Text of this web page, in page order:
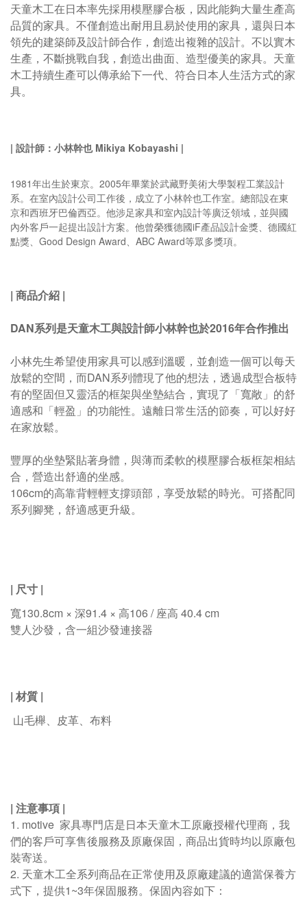
天童木工在日本率先採用模壓膠合板，因此能夠大量生產高
品質的家具。不僅創造出耐用且易於使用的家具，還與日本
領先的建築師及設計師合作，創造出複雜的設計。不以實木
生產，不斷挑戰自我，創造出曲面、造型優美的家具。 天童
木工持續生產可以傳承給下一代、符合日本人生活方式的家
具。
| 設計師：小林幹也 Mikiya Kobayashi |
1981年出生於東京。2005年畢業於武藏野美術大學製程工業設計
系。在室內設計公司工作後，成立了小林幹也工作室。總部設在東
京和西班牙巴倫西亞。他涉足家具和室內設計等廣泛領域，並與國
內外客戶一起提出設計方案。他曾榮獲德國iF產品設計金獎、德國紅
點獎、Good Design Award、ABC Award等眾多獎項。
| 商品介紹 |
DAN系列是天童木工與設計師小林幹也於2016年合作推出
小林先生希望使用家具可以感到溫暖，並創造一個可以每天
放鬆的空間，而DAN系列體現了他的想法，透過成型合板特
有的堅固但又靈活的框架與坐墊結合，實現了「寬敞」的舒
適感和「輕盈」的功能性。遠離日常生活的節奏，可以好好
在家放鬆。
豐厚的坐墊緊貼著身體，與薄而柔軟的模壓膠合板框架相結
合，營造出舒適的坐感。
106cm的高靠背輕輕支撐頭部，享受放鬆的時光。可搭配同
系列腳凳，舒適感更升級。
| 尺寸 |
寬130.8cm × 深91.4 × 高106 / 座高 40.4 cm
雙人沙發，含一組沙發連接器
| 材質 |
山毛櫸、皮革、布料
| 注意事項 |
1. motive 家具專門店是日本天童木工原廠授權代理商，我
們的客戶可享售後服務及原廠保固，商品出貨時均以原廠包
裝寄送。
2. 天童木工全系列商品在正常使用及原廠建議的適當保養方
式下，提供1~3年保固服務。保固內容如下：